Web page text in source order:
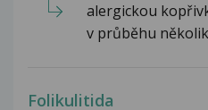
alergickou
v průběhu
Folikulitida